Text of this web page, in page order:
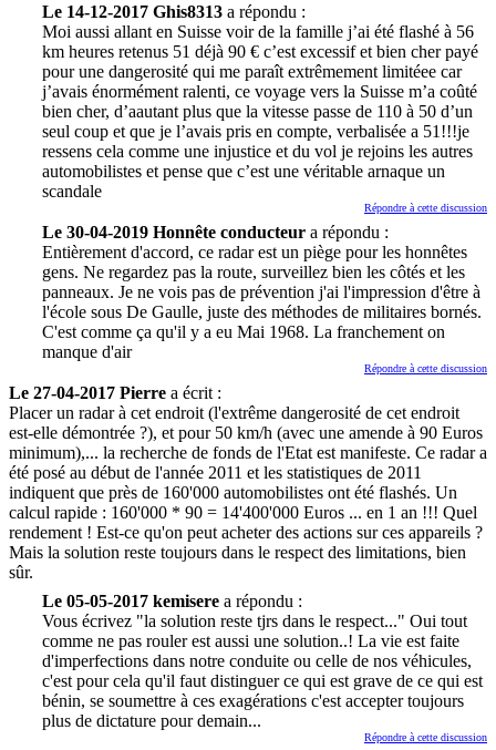
Le 14-12-2017 Ghis8313 a répondu :
Moi aussi allant en Suisse voir de la famille j’ai été flashé à 56
km heures retenus 51 déjà 90 € c’est excessif et bien cher payé
pour une dangerosité qui me paraît extrêmement limitéee car
j’avais énormément ralenti, ce voyage vers la Suisse m’a coûté
bien cher, d’aautant plus que la vitesse passe de 110 à 50 d’un
seul coup et que je l’avais pris en compte, verbalisée a 51!!!je
ressens cela comme une injustice et du vol je rejoins les autres
automobilistes et pense que c’est une véritable arnaque un
scandale
Répondre à cette discussion
Le 30-04-2019 Honnête conducteur a répondu :
Entièrement d'accord, ce radar est un piège pour les honnêtes
gens. Ne regardez pas la route, surveillez bien les côtés et les
panneaux. Je ne vois pas de prévention j'ai l'impression d'être à
l'école sous De Gaulle, juste des méthodes de militaires bornés.
C'est comme ça qu'il y a eu Mai 1968. La franchement on
manque d'air
Répondre à cette discussion
Le 27-04-2017 Pierre a écrit :
Placer un radar à cet endroit (l'extrême dangerosité de cet endroit
est-elle démontrée ?), et pour 50 km/h (avec une amende à 90 Euros
minimum),... la recherche de fonds de l'Etat est manifeste. Ce radar a
été posé au début de l'année 2011 et les statistiques de 2011
indiquent que près de 160'000 automobilistes ont été flashés. Un
calcul rapide : 160'000 * 90 = 14'400'000 Euros ... en 1 an !!! Quel
rendement ! Est-ce qu'on peut acheter des actions sur ces appareils ?
Mais la solution reste toujours dans le respect des limitations, bien
sûr.
Le 05-05-2017 kemisere a répondu :
Vous écrivez "la solution reste tjrs dans le respect..." Oui tout
comme ne pas rouler est aussi une solution..! La vie est faite
d'imperfections dans notre conduite ou celle de nos véhicules,
c'est pour cela qu'il faut distinguer ce qui est grave de ce qui est
bénin, se soumettre à ces exagérations c'est accepter toujours
plus de dictature pour demain...
Répondre à cette discussion